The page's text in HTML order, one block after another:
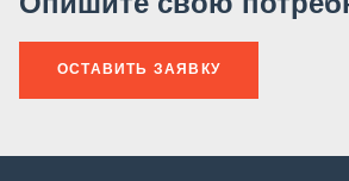
ОСТАВИТЬ ЗАЯВКУ